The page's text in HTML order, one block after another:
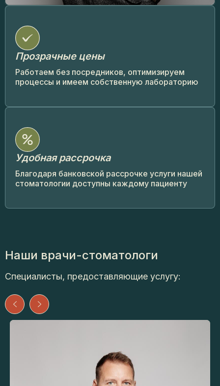
Прозрачные цены
Работаем без посредников, оптимизируем
процессы и имеем собственную лабораторию
Удобная рассрочка
Благодаря банковской рассрочке услуги нашей
стоматологии доступны каждому пациенту
Наши врачи-стоматологи
Специалисты, предоставляющие услугу: